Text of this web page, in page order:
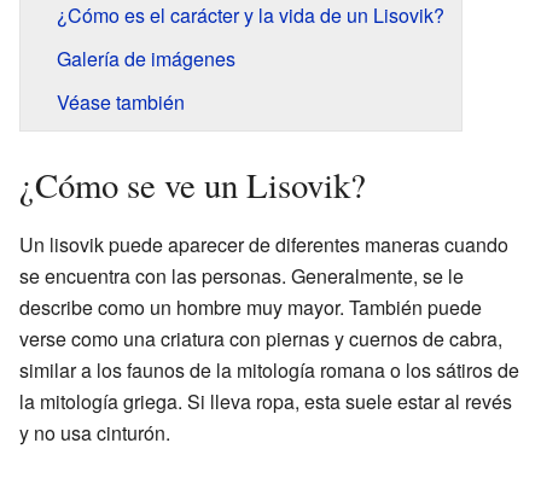
¿Cómo es el carácter y la vida de un Lisovik?
Galería de imágenes
Véase también
¿Cómo se ve un Lisovik?
Un lisovik puede aparecer de diferentes maneras cuando
se encuentra con las personas. Generalmente, se le
describe como un hombre muy mayor. También puede
verse como una criatura con piernas y cuernos de cabra,
similar a los faunos de la mitología romana o los sátiros de
la mitología griega. Si lleva ropa, esta suele estar al revés
y no usa cinturón.